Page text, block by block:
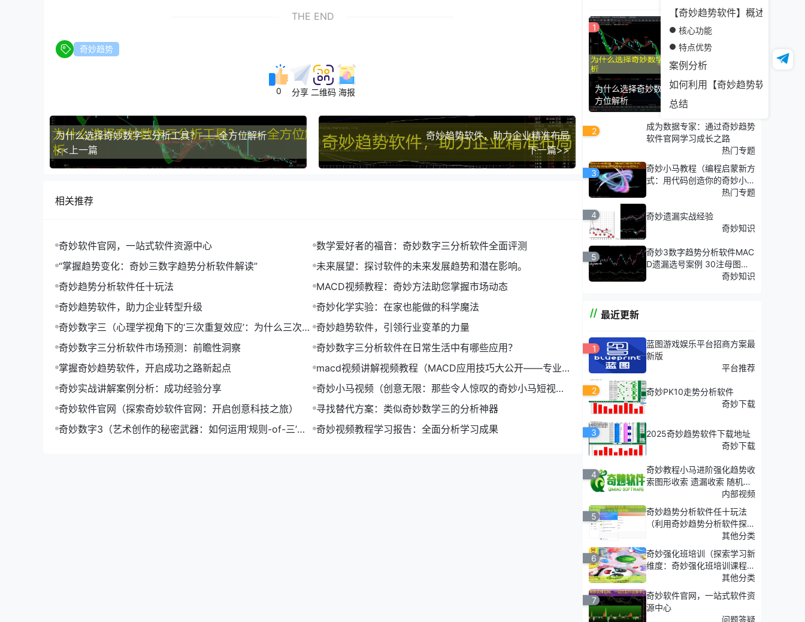
【奇妙趋势软件】概述
核心功能
特点优势
案例分析
如何利用【奇妙趋势软件】把
总结
1. **智能算法**：【奇妙趋势软件】采用先进的智能算法，能够更准确地预测市场趋势。
3. **用户友好**：界面简洁，操作便捷，即使是非专业人士也能轻松上手。
以某知名电商平台的销售数据为例，【奇妙趋势软件】通过分析历史销售数据，预测了未来几个月的热销商品。商家据此
如何利用【奇妙趋势软件】把握市场趋势
1. **明确分析目标**：在使用【奇妙趋势软件】之前，首先要明确自己的分析目标，比如预测某产品的销售趋势。
2. **选择合适的数据来源**：【奇妙趋势软件】支持多种数据来源，用户可以根据自己的需求选择合适的数据。
4. **制定相应策略**：根据分析结果，制定相应的营销策略或决策。
【奇妙趋势软件】凭借其强大的功能和独特的优势，已经成为许多企业和个人把握市场趋势的重要工具。通过【奇妙趋势
软件】，我们可以更有效地分析数据，预测趋势，从而在激烈的市场竞争中占据优势。
THE END
奇妙趋势
0 分享 二维码 海报
为什么选择奇妙数字三分析工具？——全方位解析
<<上一篇
奇妙趋势软件，助力企业精准布局
下一篇>>
相关推荐
奇妙软件官网，一站式软件资源中心
数学爱好者的福音：奇妙数字三分析软件全面评测
“掌握趋势变化：奇妙三数字趋势分析软件解读”
未来展望：探讨软件的未来发展趋势和潜在影响。
奇妙趋势分析软件任十玩法
MACD视频教程：奇妙方法助您掌握市场动态
奇妙趋势软件，助力企业转型升级
奇妙化学实验：在家也能做的科学魔法
奇妙数字三（心理学视角下的‘三次重复效应’：为什么三次是
形成记忆的关键）
奇妙趋势软件，引领行业变革的力量
奇妙数字三分析软件市场预测：前瞻性洞察
奇妙数字三分析软件在日常生活中有哪些应用？
掌握奇妙趋势软件，开启成功之路新起点
macd视频讲解视频教程（MACD应用技巧大公开——专业
视频教程）
奇妙实战讲解案例分析：成功经验分享
奇妙小马视频（创意无限：那些令人惊叹的奇妙小马短视频
合集）
奇妙软件官网（探索奇妙软件官网：开启创意科技之旅）
寻找替代方案：类似奇妙数学三的分析神器
奇妙数字3（艺术创作的秘密武器：如何运用‘规则-of-三’提
奇妙视频教程学习报告：全面分析学习成果
1
为什么选择奇妙数字三分析工具？——全
方位解析
2
成为数据专家：通过奇妙趋势
软件官网学习成长之路
热门专题
3
奇妙小马教程（编程启蒙新方
式：用代码创造你的奇妙小马
热门专题
4
奇妙遗漏实战经验
奇妙知识
5
奇妙3数字趋势分析软件MAC
D遗漏选号案例 30注母图分
奇妙知识
最近更新
1
蓝图游戏娱乐平台招商方案最
新版
平台推荐
2
奇妙PK10走势分析软件
奇妙下载
3
2025奇妙趋势软件下载地址
奇妙下载
4
奇妙教程小马进阶强化趋势收
索图形收索 遗漏收索 随机收
内部视频
5
奇妙趋势分析软件任十玩法
（利用奇妙趋势分析软件探
索'任十玩法'的深度策略）
其他分类
6
奇妙强化班培训（探索学习新
维度：奇妙强化班培训课程介
其他分类
7
奇妙软件官网，一站式软件资
源中心
问题答疑